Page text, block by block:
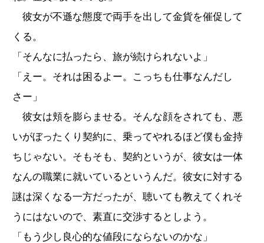
彼女が不遜な態度で両手を出して金貨を催促して
くる。
「そんなに払ったら、旅が続けられないよ」
「えー。それは困るよー。こっちも仕事なんだし
さー」
彼女は頬を膨らませる。そんな顔をされても、悪
いがぼったくり契約に、乗ってやれるほど僕も金持
ちじゃない。そもそも、契約というが、彼女は一体
なんの職業に就いているというんだ。彼女に対する
謎は深くなる一方だったが、聴いても教えてくれそ
うにはないので、素直に交渉するとしよう。
「もう少し良心的な値段にならないのかな」